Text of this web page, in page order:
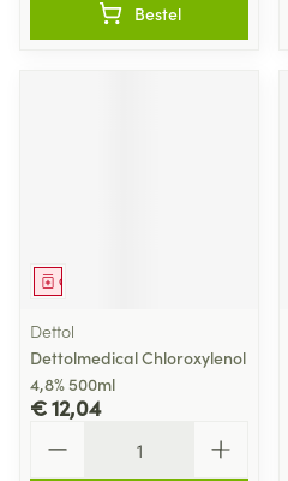
Bestel
Geneesmiddel
Dettol
Dettolmedical Chloroxylenol
4,8% 500ml
€ 12,04